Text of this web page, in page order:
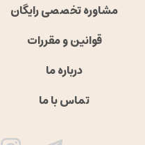
مشاوره تخصصی رایگان
قوانین و مقررات
درباره ما
تماس با ما